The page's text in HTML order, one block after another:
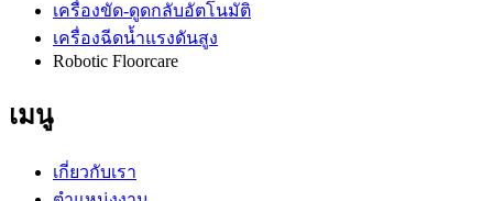
เครื่องขัด-ดูดกลับอัตโนมัติ
เครื่องฉีดน้ำแรงดันสูง
Robotic Floorcare
เมนู
เกี่ยวกับเรา